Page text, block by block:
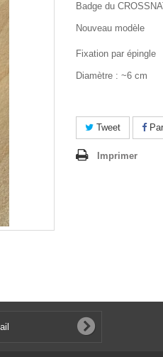
Badge du
Nouveau modèle
Fixation par épingle
Diamètre : ~6 cm
Tweet
Imprimer